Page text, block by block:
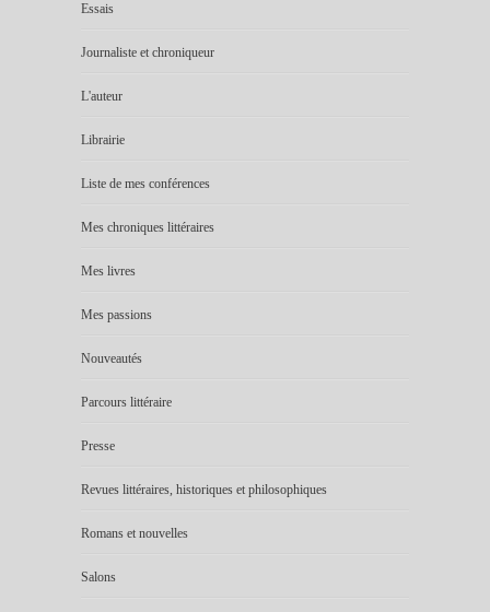
Essais
Journaliste et chroniqueur
L'auteur
Librairie
Liste de mes conférences
Mes chroniques littéraires
Mes livres
Mes passions
Nouveautés
Parcours littéraire
Presse
Revues littéraires, historiques et philosophiques
Romans et nouvelles
Salons